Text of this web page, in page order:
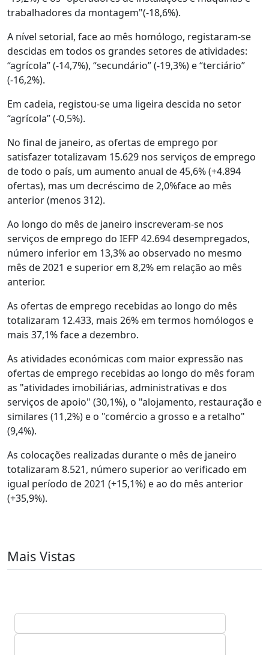
trabalhadores da montagem"(-18,6%).
A nível setorial, face ao mês homólogo, registaram-se
descidas em todos os grandes setores de atividades:
“agrícola” (-14,7%), “secundário” (-19,3%) e “terciário”
(-16,2%).
Em cadeia, registou-se uma ligeira descida no setor
“agrícola” (-0,5%).
No final de janeiro, as ofertas de emprego por
satisfazer totalizavam 15.629 nos serviços de emprego
de todo o país, um aumento anual de 45,6% (+4.894
ofertas), mas um decréscimo de 2,0%face ao mês
anterior (menos 312).
Ao longo do mês de janeiro inscreveram-se nos
serviços de emprego do IEFP 42.694 desempregados,
número inferior em 13,3% ao observado no mesmo
mês de 2021 e superior em 8,2% em relação ao mês
anterior.
As ofertas de emprego recebidas ao longo do mês
totalizaram 12.433, mais 26% em termos homólogos e
mais 37,1% face a dezembro.
As atividades económicas com maior expressão nas
ofertas de emprego recebidas ao longo do mês foram
as "atividades imobiliárias, administrativas e dos
serviços de apoio" (30,1%), o "alojamento, restauração e
similares (11,2%) e o "comércio a grosso e a retalho"
(9,4%).
As colocações realizadas durante o mês de janeiro
totalizaram 8.521, número superior ao verificado em
igual período de 2021 (+15,1%) e ao do mês anterior
(+35,9%).
Mais Vistas